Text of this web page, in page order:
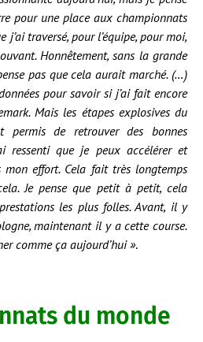
pour une place aux championnats
j’ai traversé, pour l’équipe, pour moi,
Honnêtement, sans la grande
pas que cela aurait marché. (…)
pour savoir si j’ai fait encore
Mais les étapes explosives du
permis de retrouver des bonnes
ressenti que je peux accélérer et
effort. Cela fait très longtemps
Je pense que petit à petit, cela
les plus folles. Avant, il y
maintenant il y a cette course.
comme ça aujourd’hui ».
du monde